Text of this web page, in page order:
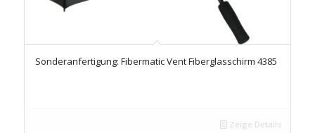
Sonderanfertigung: Fibermatic Vent Fiberglasschirm 4385
Zeige Details